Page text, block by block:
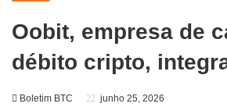
Oobit, empresa de
débito cripto,
Boletim BTC junho 25, 2026